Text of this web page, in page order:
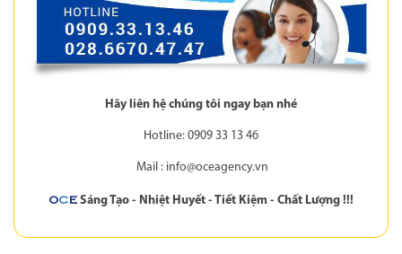
Hãy liên hệ chúng tôi ngay bạn nhé
Hotline: 0909 33 13 46
Mail : info@oceagency.vn
OC E Sáng Tạo - Nhiệt Huyết - Tiết Kiệm - Chất Lượng !!!